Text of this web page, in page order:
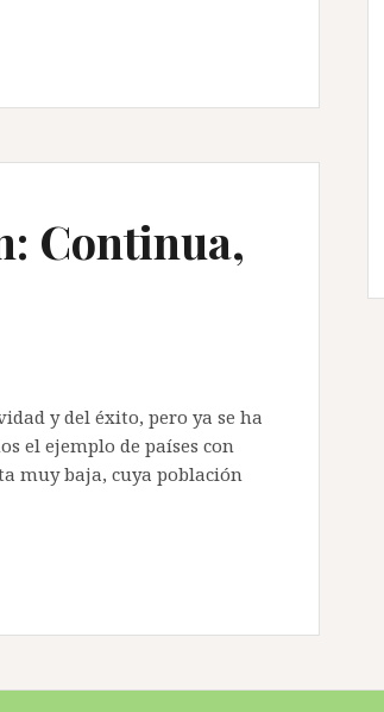
Continua,
y del éxito, pero ya se ha
el ejemplo de países con
muy baja, cuya población